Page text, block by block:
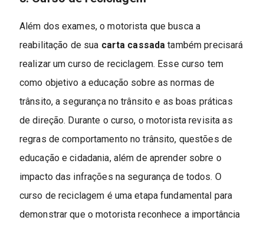
Além dos exames, o motorista que busca a
reabilitação de sua carta cassada também precisará
realizar um curso de reciclagem. Esse curso tem
como objetivo a educação sobre as normas de
trânsito, a segurança no trânsito e as boas práticas
de direção. Durante o curso, o motorista revisita as
regras de comportamento no trânsito, questões de
educação e cidadania, além de aprender sobre o
impacto das infrações na segurança de todos. O
curso de reciclagem é uma etapa fundamental para
demonstrar que o motorista reconhece a importância